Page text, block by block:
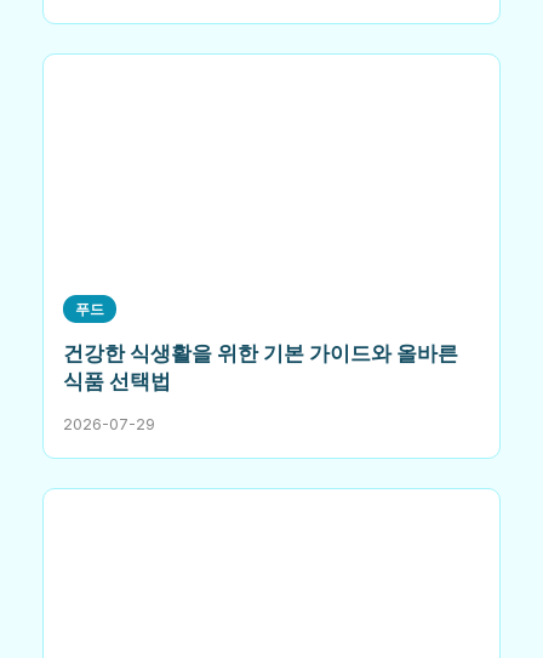
푸드
건강한 식생활을 위한 기본 가이드와 올바른
식품 선택법
2026-07-29